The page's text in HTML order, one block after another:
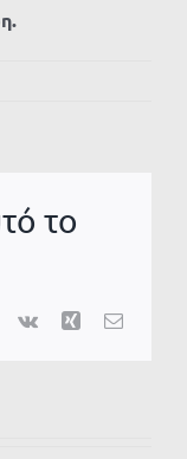
το
Vk Xing Email